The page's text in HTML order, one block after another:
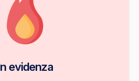
evidenza